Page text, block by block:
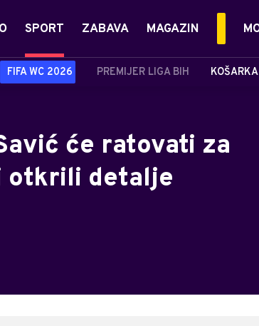
SPORT
FIFA WC 2026 PREMIJER LIGA BIH KOŠARKA
ZABAVA MAGAZIN
će ratovati za
otkrili detalje